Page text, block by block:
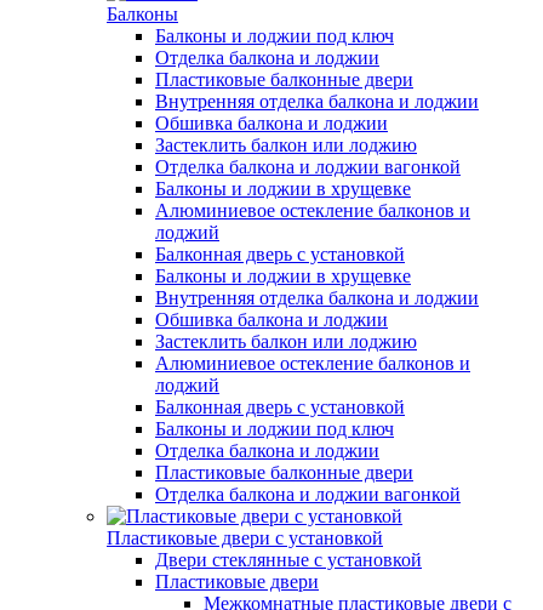
Балконы
Балконы и лоджии под ключ
Отделка балкона и лоджии
Пластиковые балконные двери
Внутренняя отделка балкона и лоджии
Обшивка балкона и лоджии
Застеклить балкон или лоджию
Отделка балкона и лоджии вагонкой
Балконы и лоджии в хрущевке
Алюминиевое остекление балконов и
лоджий
Балконная дверь с установкой
Балконы и лоджии в хрущевке
Внутренняя отделка балкона и лоджии
Обшивка балкона и лоджии
Застеклить балкон или лоджию
Алюминиевое остекление балконов и
лоджий
Балконная дверь с установкой
Балконы и лоджии под ключ
Отделка балкона и лоджии
Пластиковые балконные двери
Отделка балкона и лоджии вагонкой
Пластиковые двери с установкой
Двери стеклянные с установкой
Пластиковые двери
Межкомнатные пластиковые двери с